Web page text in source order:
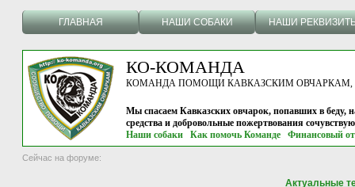
ГЛАВНАЯ НАШИ СОБАКИ НАШИ
КО-КОМАНДА
КОМАНДА ПОМОЩИ КАВКАЗСКИМ ОВЧАРКАМ, г.
Мы спасаем Кавказских овчарок, попавших в беду,
средства и добровольные пожертвования
Наши собаки
Как помочь Команде Финансовый
Сейчас на форуме:
Актуальные